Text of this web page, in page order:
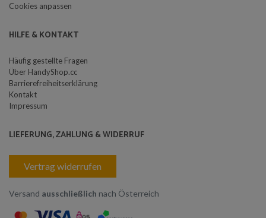
Cookies anpassen
HILFE & KONTAKT
Häufig gestellte Fragen
Über HandyShop.cc
Barrierefreiheitserklärung
Kontakt
Impressum
LIEFERUNG, ZAHLUNG & WIDERRUF
Vertrag widerrufen
Versand ausschließlich nach Österreich